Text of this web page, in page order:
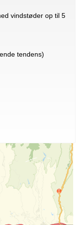
vindstøder op til 5
tendens)